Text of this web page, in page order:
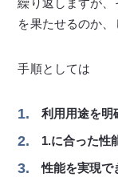
を果たせるのか、
手順としては
利用用途を明
1.に合った性
性能を実現で